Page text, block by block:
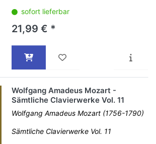
sofort lieferbar
21,99 € *
Wolfgang Amadeus Mozart -
Sämtliche Clavierwerke Vol. 11
Wolfgang Amadeus Mozart (1756-1790)
Sämtliche Clavierwerke Vol. 11